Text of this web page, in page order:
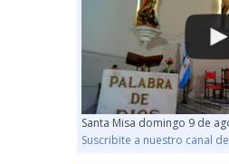
Santa Misa domingo 9 de
Suscribite a nuestro canal